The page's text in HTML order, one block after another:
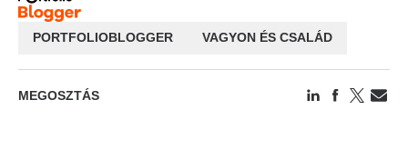
PORTFOLIOBLOGGER VAGYON ÉS CSALÁD
MEGOSZTÁS